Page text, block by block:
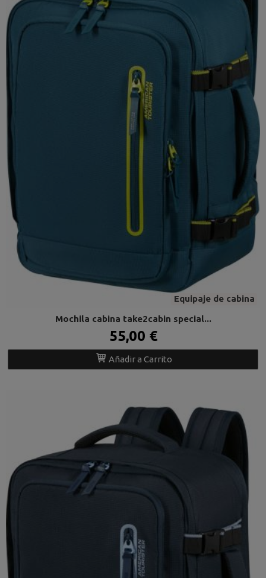
Equipaje de cabina
Mochila cabina take2cabin special...
55,00 €
Añadir a Carrito